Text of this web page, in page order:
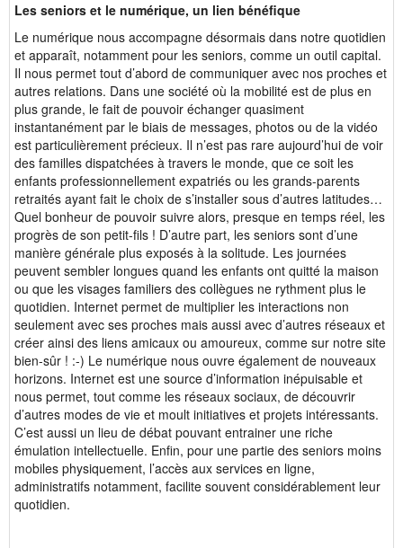
Les seniors et le numérique, un lien bénéfique
Le numérique nous accompagne désormais dans notre quotidien
et apparaît, notamment pour les seniors, comme un outil capital.
Il nous permet tout d’abord de communiquer avec nos proches et
autres relations. Dans une société où la mobilité est de plus en
plus grande, le fait de pouvoir échanger quasiment
instantanément par le biais de messages, photos ou de la vidéo
est particulièrement précieux. Il n’est pas rare aujourd’hui de voir
des familles dispatchées à travers le monde, que ce soit les
enfants professionnellement expatriés ou les grands-parents
retraités ayant fait le choix de s’installer sous d’autres latitudes…
Quel bonheur de pouvoir suivre alors, presque en temps réel, les
progrès de son petit-fils ! D’autre part, les seniors sont d’une
manière générale plus exposés à la solitude. Les journées
peuvent sembler longues quand les enfants ont quitté la maison
ou que les visages familiers des collègues ne rythment plus le
quotidien. Internet permet de multiplier les interactions non
seulement avec ses proches mais aussi avec d’autres réseaux et
créer ainsi des liens amicaux ou amoureux, comme sur notre site
bien-sûr ! :-) Le numérique nous ouvre également de nouveaux
horizons. Internet est une source d’information inépuisable et
nous permet, tout comme les réseaux sociaux, de découvrir
d’autres modes de vie et moult initiatives et projets intéressants.
C’est aussi un lieu de débat pouvant entrainer une riche
émulation intellectuelle. Enfin, pour une partie des seniors moins
mobiles physiquement, l’accès aux services en ligne,
administratifs notamment, facilite souvent considérablement leur
quotidien.